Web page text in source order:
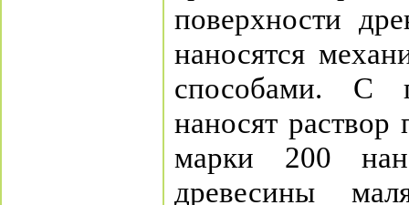
поверхности
наносятся
способами. С
наносят
марки 200
древесины